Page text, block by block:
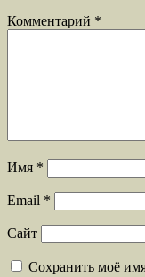
Комментарий *
Имя *
Email *
Сайт
Сохранить моё